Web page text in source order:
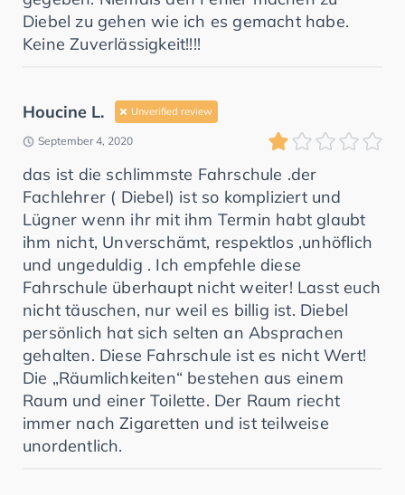
Diebel zu gehen wie ich es gemacht habe.
Keine Zuverlässigkeit!!!!
Houcine L. Unverified review
September 4, 2020
das ist die schlimmste Fahrschule .der
Fachlehrer ( Diebel) ist so kompliziert und
Lügner wenn ihr mit ihm Termin habt glaubt
ihm nicht, Unverschämt, respektlos ,unhöflich
und ungeduldig . Ich empfehle diese
Fahrschule überhaupt nicht weiter! Lasst euch
nicht täuschen, nur weil es billig ist. Diebel
persönlich hat sich selten an Absprachen
gehalten. Diese Fahrschule ist es nicht Wert!
Die „Räumlichkeiten“ bestehen aus einem
Raum und einer Toilette. Der Raum riecht
immer nach Zigaretten und ist teilweise
unordentlich.